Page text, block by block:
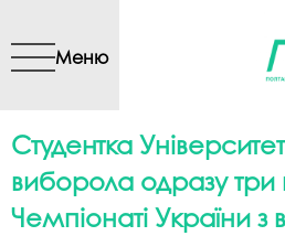
вмісту
Меню
Студентка
виборола одразу
Чемпіонаті України з